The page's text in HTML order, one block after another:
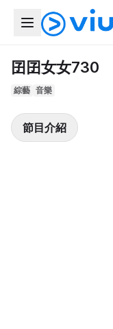
囝囝女女730
綜藝 音樂
節目介紹